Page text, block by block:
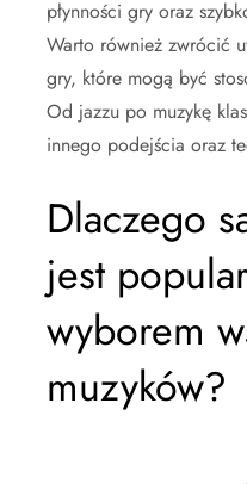
płynności gry oraz
Warto również zwrócić
gry, które mogą być
Od jazzu po muzykę
innego podejścia oraz
Dlaczego
jest
wyborem
muzyków?